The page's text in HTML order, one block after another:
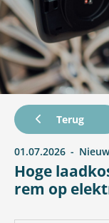
Hoge
rem op
Terug
01.07.2026